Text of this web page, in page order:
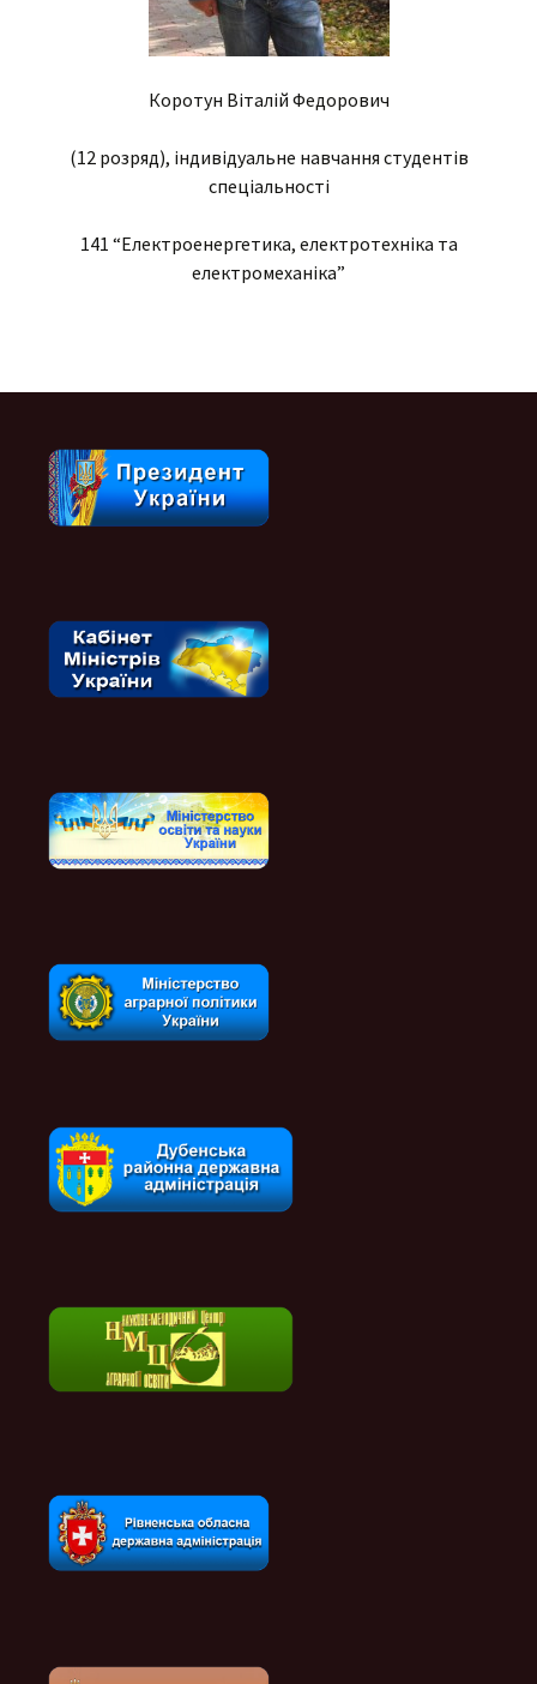
Коротун Віталій Федорович
(12 розряд), індивідуальне навчання студентів
спеціальності
141 “Електроенергетика, електротехніка та
електромеханіка”